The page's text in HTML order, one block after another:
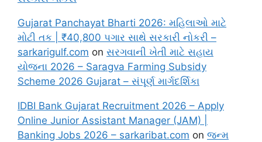
Gujarat Panchayat Bharti 2026: મહિલાઓ માટે
મોટી તક | ₹40,800 પગાર સાથે સરકારી નોકરી –
sarkarigulf.com on સરગવાની ખેતી માટે સહાય
યોજના 2026 – Saragva Farming Subsidy
Scheme 2026 Gujarat – સંપૂર્ણ માર્ગદર્શિકા
IDBI Bank Gujarat Recruitment 2026 – Apply
Online Junior Assistant Manager (JAM) |
Banking Jobs 2026 – sarkaribat.com on જન્મ